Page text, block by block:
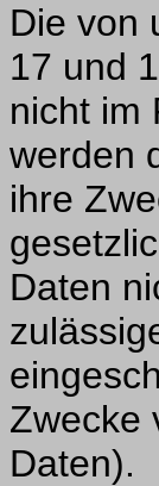
Die von
17 und
nicht im
werden
ihre
Daten
Zwecke
Daten).